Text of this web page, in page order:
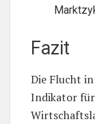
Fazit
Die Flucht
Indikator für